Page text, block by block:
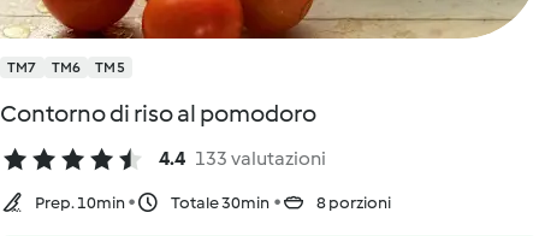
TM7 TM6 TM5
Contorno di riso al pomodoro
4.4 133 valutazioni
Prep. 10min Totale 30min 8 porzioni